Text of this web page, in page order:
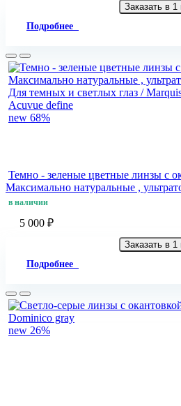
Заказать в 1
Подробнее
new 68%
Темно - зеленые цветные линзы c
Максимально натуральные ,
в наличии
5 000 ₽
Заказать в 1
Подробнее
new 26%